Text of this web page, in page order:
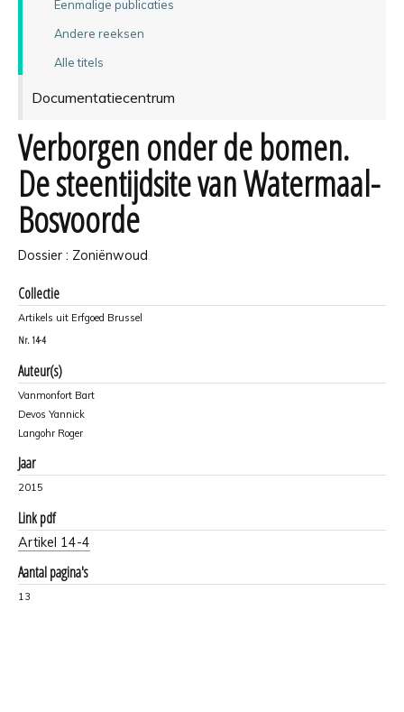
Eenmalige publicaties
Andere reeksen
Alle titels
Documentatiecentrum
Verborgen onder de bomen.
De steentijdsite van Watermaal-
Bosvoorde
Dossier : Zoniënwoud
Collectie
Artikels uit Erfgoed Brussel
Nr. 14-4
Auteur(s)
Vanmonfort Bart
Devos Yannick
Langohr Roger
Jaar
2015
Link pdf
Artikel 14-4
Aantal pagina's
13